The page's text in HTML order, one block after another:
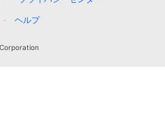
ヘルプ